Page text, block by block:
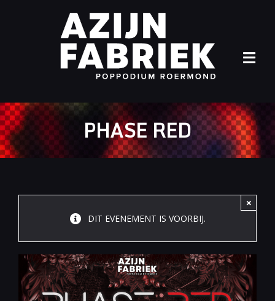
Agenda
Archief
PHASE RED
DIT EVENEMENT IS VOORBIJ.
×